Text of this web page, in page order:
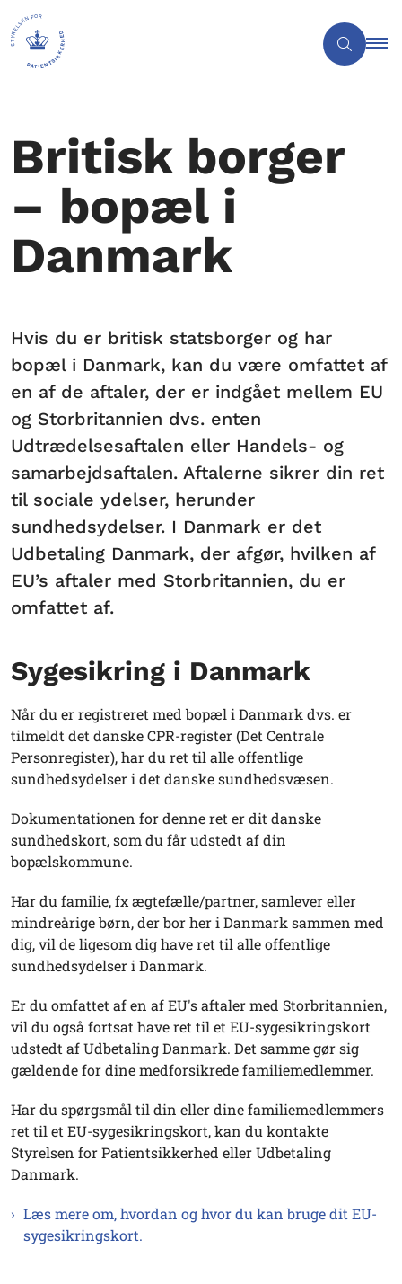
Britisk borger
– bopæl i
Danmark
Hvis du er britisk statsborger og har
bopæl i Danmark, kan du være omfattet af
en af de aftaler, der er indgået mellem EU
og Storbritannien dvs. enten
Udtrædelsesaftalen eller Handels- og
samarbejdsaftalen. Aftalerne sikrer din ret
til sociale ydelser, herunder
sundhedsydelser. I Danmark er det
Udbetaling Danmark, der afgør, hvilken af
EU’s aftaler med Storbritannien, du er
omfattet af.
Sygesikring i Danmark
Når du er registreret med bopæl i Danmark dvs. er
tilmeldt det danske CPR-register (Det Centrale
Personregister), har du ret til alle offentlige
sundhedsydelser i det danske sundhedsvæsen.
Dokumentationen for denne ret er dit danske
sundhedskort, som du får udstedt af din
bopælskommune.
Har du familie, fx ægtefælle/partner, samlever eller
mindreårige børn, der bor her i Danmark sammen med
dig, vil de ligesom dig have ret til alle offentlige
sundhedsydelser i Danmark.
Er du omfattet af en af EU's aftaler med Storbritannien,
vil du også fortsat have ret til et EU-sygesikringskort
udstedt af Udbetaling Danmark. Det samme gør sig
gældende for dine medforsikrede familiemedlemmer.
Har du spørgsmål til din eller dine familiemedlemmers
ret til et EU-sygesikringskort, kan du kontakte
Styrelsen for Patientsikkerhed eller Udbetaling
Danmark.
Læs mere om, hvordan og hvor du kan bruge dit EU-
sygesikringskort.